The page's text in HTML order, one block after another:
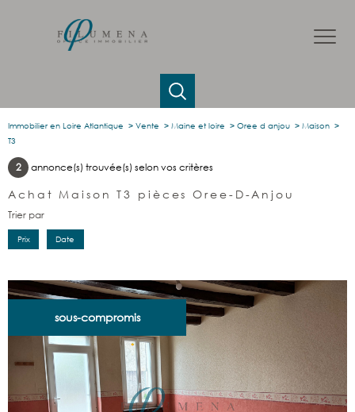
Immobilier en Loire Atlantique Vente Maine et loire Oree d anjou
Maison
T3
2 annonce(s) trouvée(s) selon vos critères
Achat Maison T3 pièces Oree-D-Anjou
Trier par
Prix Date
sous-compromis